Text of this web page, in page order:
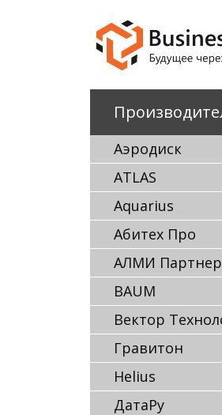
Аэродиск
ATLAS
Aquarius
Абитех Про
АЛМИ Партнер
BAUM
Вектор
Гравитон
Helius
ДатаРу